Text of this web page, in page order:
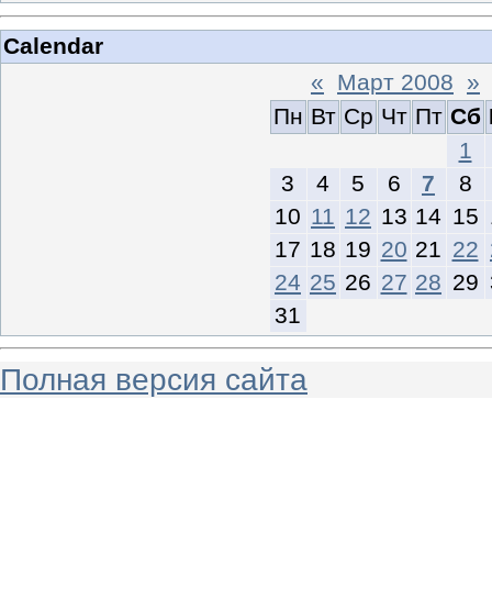
Calendar
« Март 2008 »
Пн Вт Ср Чт Пт Сб
1
3
4 5 6 7
8
10 11 12 13 14 15
17 18 19 20 21 22
24 25 26 27 28 29
31
Полная версия сайта